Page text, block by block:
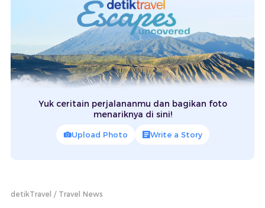
Yuk ceritain perjalananmu dan bagikan foto
menariknya di sini!
Upload Photo Write a Story
detikTravel Travel News